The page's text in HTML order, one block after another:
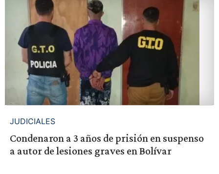
JUDICIALES
Condenaron a 3 años de prisión en suspenso
a autor de lesiones graves en Bolívar